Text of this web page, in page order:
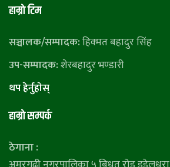
हाम्राे टिम
सञ्चालक/सम्पादक:हिक्मत बहादुर सिंह
उप-सम्पादक:शेरबहादुर भण्डारी
थप हेर्नुहाेस्
हाम्राे सम्पर्क
ठेगाना :